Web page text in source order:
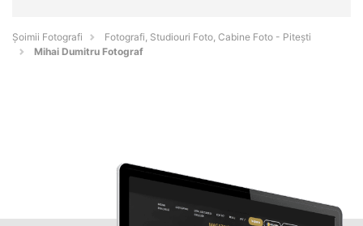
Șoimii Fotografi
Fotografi, Studiouri Foto, Cabine Foto - Piteşti
Mihai Dumitru Fotograf